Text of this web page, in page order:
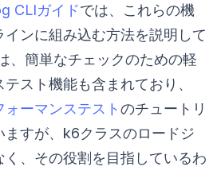
CLIガイドでは、これらの機
ンに組み込む方法を説明して
、簡単なチェックのための軽
スト機能も含まれており、
ーマンステストのチュートリ
ますが、k6クラスのロードジ
く、その役割を目指しているわ